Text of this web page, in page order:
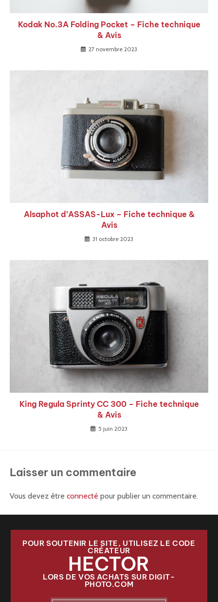
Kodak No.3A Folding Pocket – Fiche technique
& Avis
27 novembre 2023
Alsaphot d’ASSAS-Lux – Fiche technique &
Avis
31 octobre 2023
King Regula Sprinty CC 300 – Fiche technique
& Avis
5 juin 2023
Laisser un commentaire
Vous devez être connecté pour publier un commentaire.
POUR SOUTENIR LE SITE, UTILISEZ LE CODE
CRÉATEUR
HECTOR
LORS DE VOS ACHATS SUR DIGIT-
PHOTO.COM